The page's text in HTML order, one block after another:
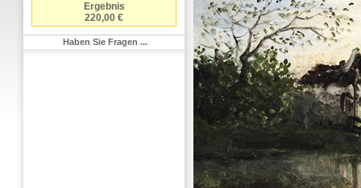
Ergebnis
220,00 €
Haben Sie Fragen ...